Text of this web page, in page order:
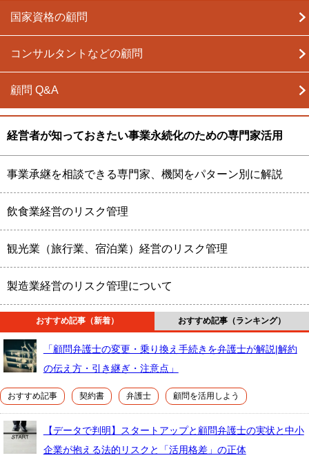
国家資格の顧問
コンサルタントなどの顧問
顧問 Q&A
経営者が知っておきたい事業永続化のための専門家活用
事業承継を相談できる専門家、機関をパターン別に解説
飲食業経営のリスク管理
観光業（旅行業、宿泊業）経営のリスク管理
製造業経営のリスク管理について
おすすめ記事（新着） おすすめ記事（ランキング）
「顧問弁護士の変更・乗り換え手続きを弁護士が解説|解約
の伝え方・引き継ぎ・注意点」
おすすめ記事 契約書 弁護士 顧問を活用しよう
【データで判明】スタートアップと顧問弁護士の実状と中小
企業が抱える法的リスクと「活用格差」の正体